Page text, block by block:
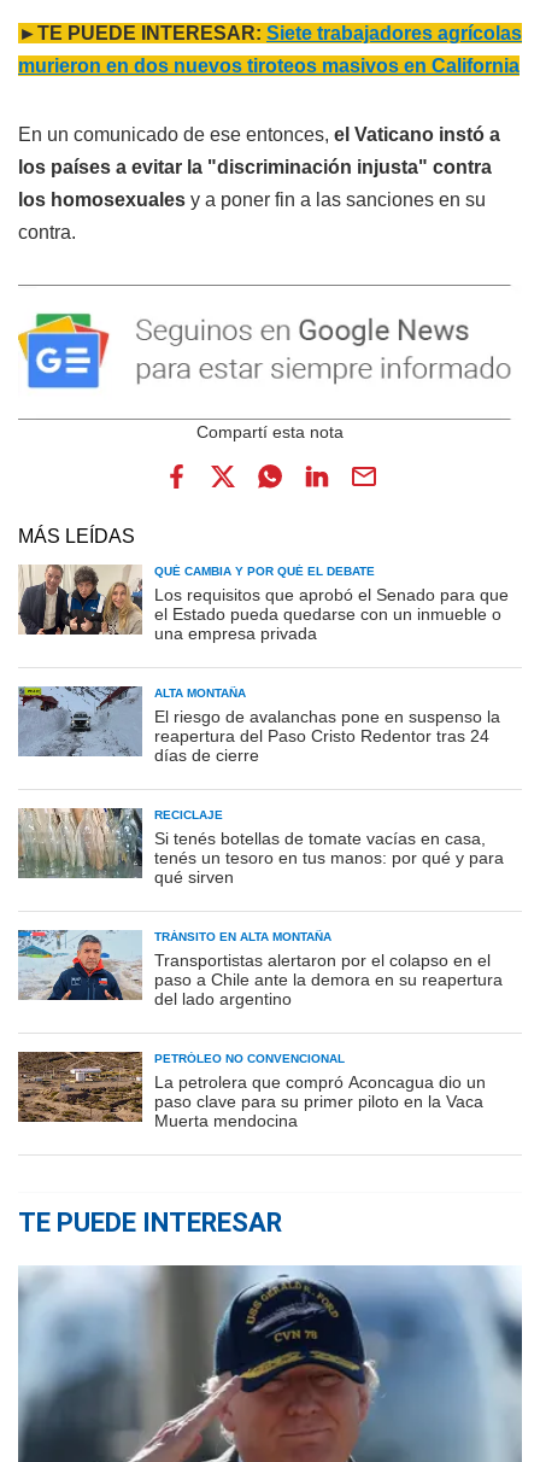
►TE PUEDE INTERESAR: Siete trabajadores agrícolas
murieron en dos nuevos tiroteos masivos en California
En un comunicado de ese entonces, el Vaticano instó a
los países a evitar la "discriminación injusta" contra
los homosexuales y a poner fin a las sanciones en su
contra.
MÁS LEÍDAS
QUÉ CAMBIA Y POR QUÉ EL DEBATE
Los requisitos que aprobó el Senado para que
el Estado pueda quedarse con un inmueble o
una empresa privada
ALTA MONTAÑA
El riesgo de avalanchas pone en suspenso la
reapertura del Paso Cristo Redentor tras 24
días de cierre
RECICLAJE
Si tenés botellas de tomate vacías en casa,
tenés un tesoro en tus manos: por qué y para
qué sirven
TRÁNSITO EN ALTA MONTAÑA
Transportistas alertaron por el colapso en el
paso a Chile ante la demora en su reapertura
del lado argentino
PETRÓLEO NO CONVENCIONAL
La petrolera que compró Aconcagua dio un
paso clave para su primer piloto en la Vaca
Muerta mendocina
TE PUEDE INTERESAR